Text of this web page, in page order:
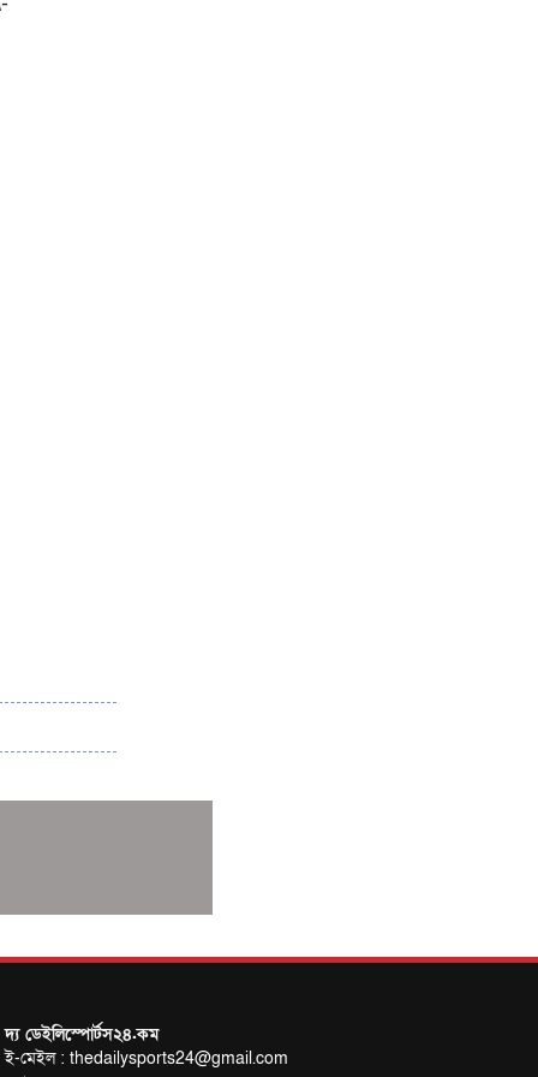
শারমিন
সিরিজ নির্ধারণী ম্যাচে আজ ওয়ানডেতে
দ্য ডেইলিস্পোর্টস২৪.কম
ই-মেইল : thedailysports24@gmail.com